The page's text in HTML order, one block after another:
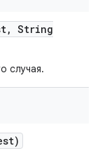
, String
случая.